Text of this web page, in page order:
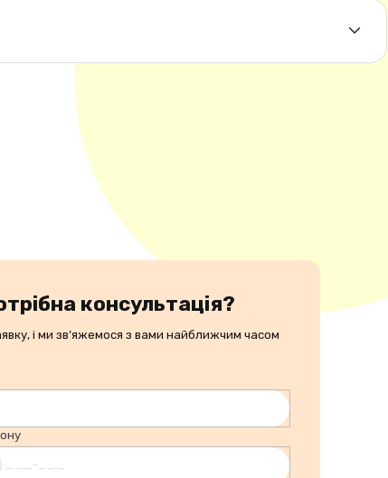
прийняття залежить від вимог орендодавця.
консультація?
і ми зв’яжемося з вами найближчим часом